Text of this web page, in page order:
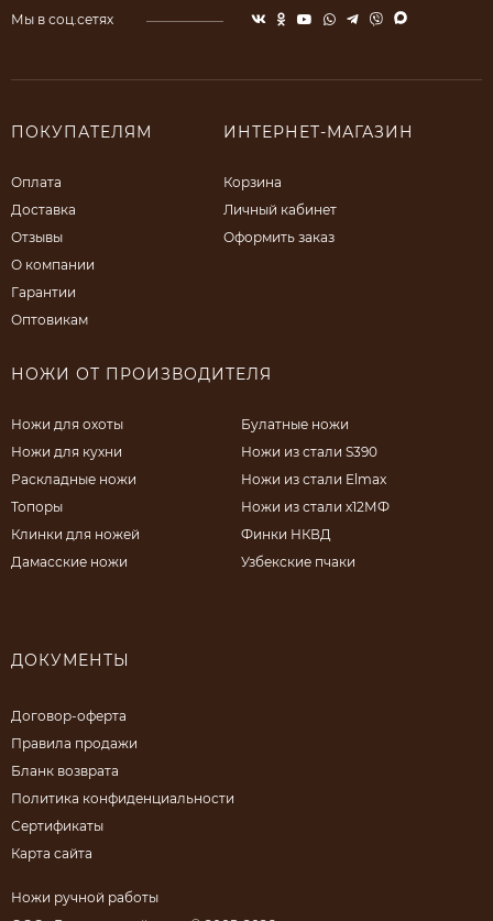
Мы в соц.сетях
ПОКУПАТЕЛЯМ
Оплата
Доставка
Отзывы
О компании
Гарантии
Оптовикам
ИНТЕРНЕТ-МАГАЗИН
Корзина
Личный кабинет
Оформить заказ
НОЖИ ОТ ПРОИЗВОДИТЕЛЯ
Ножи для охоты
Ножи для кухни
Раскладные ножи
Топоры
Клинки для ножей
Дамасские ножи
Булатные ножи
Ножи из стали S390
Ножи из стали Elmax
Ножи из стали х12МФ
Финки НКВД
Узбекские пчаки
ДОКУМЕНТЫ
Договор-оферта
Правила продажи
Бланк возврата
Политика конфиденциальности
Сертификаты
Карта сайта
Ножи ручной работы